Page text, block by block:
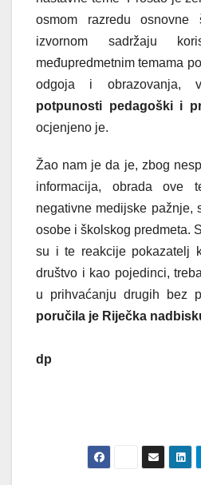
osmom razredu
izvornom sadržaju
međupredmetnim temama
odgoja i obrazovanja,
potpunosti pedagoški i
ocjenjeno je.
Žao nam je da je, zbog
informacija, obrada ove
negativne medijske pažnje,
osobe i školskog predmeta.
su i te reakcije pokazatelj
društvo i kao pojedinci,
u prihvaćanju drugih bez
poručila je Riječka
dp